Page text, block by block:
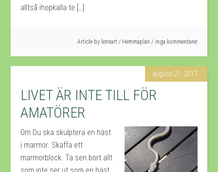
alltså ihopkalla te […]
Article by lennart / Hemmaplan inga kommentarer
augusti 21, 2017
LIVET ÄR INTE TILL FÖR
AMATÖRER
Om Du ska skulptera en häst
i marmor. Skaffa ett
marmorblock. Ta sen bort allt